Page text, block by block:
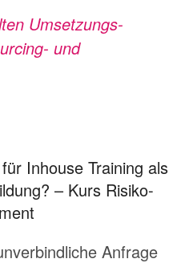
Umsetzungs-
und
Inhouse Training als
– Kurs Risiko-
Anfrage